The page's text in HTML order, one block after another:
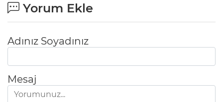
Yorum Ekle
Adınız Soyadınız
Mesaj